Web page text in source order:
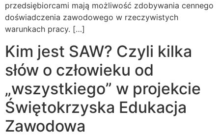
przedsiębiorcami mają możliwość zdobywania cennego
doświadczenia zawodowego w rzeczywistych
warunkach pracy. […]
Kim jest SAW? Czyli kilka
słów o człowieku od
„wszystkiego” w projekcie
Świętokrzyska Edukacja
Zawodowa